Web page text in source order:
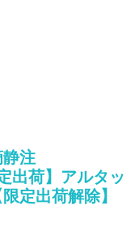
静注
出荷】アルタッ
定出荷解除】